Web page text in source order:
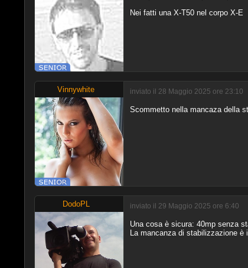
Nei fatti una X-T50 nel corpo X-E
Vinnywhite inviato il 28 Maggio 2025 ore 23:10
Scommetto nella mancaza della
DodoPL inviato il 29 Maggio 2025 ore 6:40
Una cosa è sicura: 40mp senza
La mancanza di stabilizzazione è